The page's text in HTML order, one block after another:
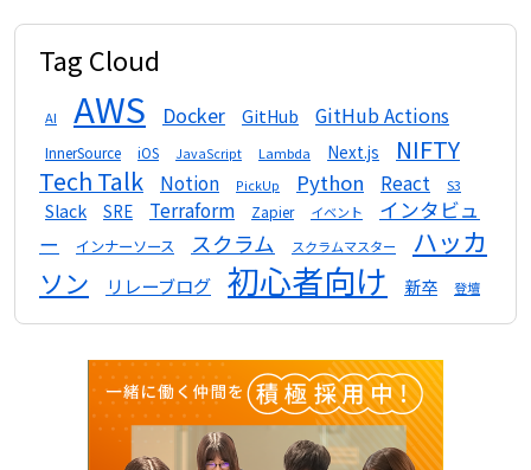
Tag Cloud
AI AWS Docker GitHub GitHub Actions
InnerSource iOS JavaScript Lambda Next.js
NIFTY
Tech Talk
Notion PickUp Python React S3
Slack SRE Terraform Zapier イベント
インタビュ
ー
インナーソース スクラム スクラムマスター
ハッカ
ソン
リレーブログ 初心者向け 新卒 登壇